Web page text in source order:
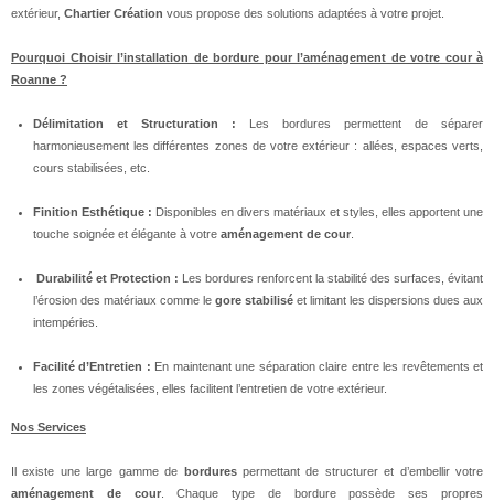
extérieur, Chartier Création vous propose des solutions adaptées à votre projet.
Pourquoi Choisir l’installation de bordure pour l’aménagement de votre cour à
Roanne ?
Délimitation et Structuration : Les bordures permettent de séparer
harmonieusement les différentes zones de votre extérieur : allées, espaces verts,
cours stabilisées, etc.
Finition Esthétique : Disponibles en divers matériaux et styles, elles apportent une
touche soignée et élégante à votre aménagement de cour
Durabilité et Protection : Les bordures renforcent la stabilité des surfaces, évitant
l’érosion des matériaux comme le gore stabilisé et limitant les dispersions dues aux
intempéries.
Facilité d’Entretien : En maintenant une séparation claire entre les revêtements et
les zones végétalisées, elles facilitent l’entretien de votre extérieur.
Nos Services
Il existe une large gamme de bordurespermettant de structurer et d’embellir votre
aménagement de cour. Chaque type de bordure possède ses propres